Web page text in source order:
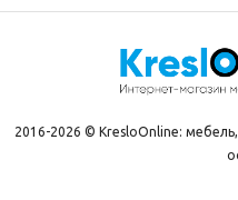
2016-2026 © KresloOnline: